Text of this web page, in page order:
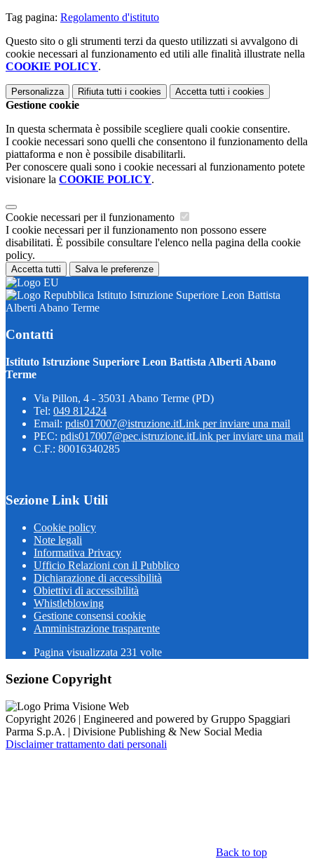
Tag pagina: Regolamento d'istituto
Questo sito o gli strumenti terzi da questo utilizzati si avvalgono di
cookie necessari al funzionamento ed utili alle finalità illustrate nella
COOKIE POLICY.
Personalizza Rifiuta tutti i cookies Accetta tutti i cookies
Gestione cookie
In questa schermata è possibile scegliere quali cookie consentire.
I cookie necessari sono quelli che consentono il funzionamento della
piattaforma e non è possibile disabilitarli.
Per conoscere quali sono i cookie necessari al funzionamento potete
visionare la COOKIE POLICY.
Cookie necessari per il funzionamento
I cookie necessari per il funzionamento non possono essere
disabilitati. È possibile consultare l'elenco nella pagina della cookie
policy.
Accetta tutti Salva le preferenze
Istituto Istruzione Superiore Leon Battista
Alberti Abano Terme
Contatti
Istituto Istruzione Superiore Leon Battista Alberti Abano
Terme
Via Pillon, 4 - 35031 Abano Terme (PD)
Tel: 049 812424
Email: pdis017007@istruzione.itLink per inviare una mail
PEC: pdis017007@pec.istruzione.itLink per inviare una mail
C.F.: 80016340285
Sezione Link Utili
Cookie policy
Note legali
Informativa Privacy
Ufficio Relazioni con il Pubblico
Dichiarazione di accessibilità
Obiettivi di accessibilità
Whistleblowing
Gestione consensi cookie
Amministrazione trasparente
Pagina visualizzata 231 volte
Sezione Copyright
Copyright 2026 | Engineered and powered by Gruppo Spaggiari
Parma S.p.A. | Divisione Publishing & New Social Media
Disclaimer trattamento dati personali
Back to top